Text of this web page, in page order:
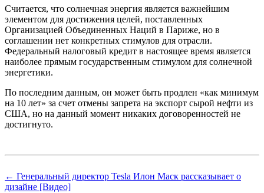
Считается, что солнечная энергия является важнейшим
элементом для достижения целей, поставленных
Организацией Объединенных Наций в Париже, но в
соглашении нет конкретных стимулов для отрасли.
Федеральный налоговый кредит в настоящее время является
наиболее прямым государственным стимулом для солнечной
энергетики.
По последним данным, он может быть продлен «как минимум
на 10 лет» за счет отмены запрета на экспорт сырой нефти из
США, но на данный момент никаких договоренностей не
достигнуто.
← Генеральный директор Tesla Илон Маск рассказывает о
дизайне [Видео]